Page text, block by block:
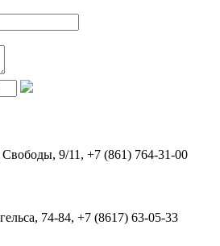
Свободы, 9/11, +7 (861) 764-31-00
74-84, +7 (8617) 63-05-33